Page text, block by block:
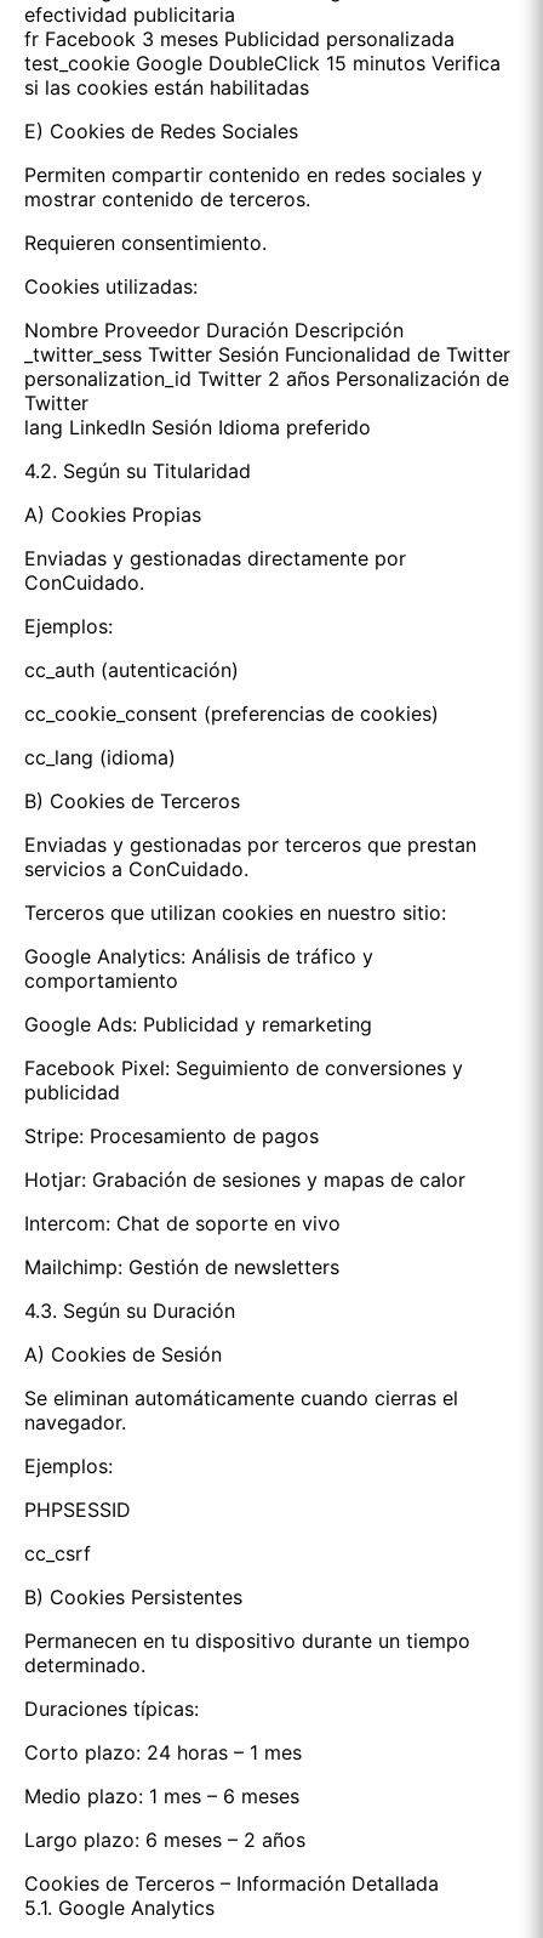
efectividad publicitaria
fr Facebook 3 meses Publicidad personalizada
test_cookie Google DoubleClick 15 minutos Verifica
si las cookies están habilitadas
E) Cookies de Redes Sociales
Permiten compartir contenido en redes sociales y
mostrar contenido de terceros.
Requieren consentimiento.
Cookies utilizadas:
Nombre Proveedor Duración Descripción
_twitter_sess Twitter Sesión Funcionalidad de Twitter
personalization_id Twitter 2 años Personalización de
Twitter
lang LinkedIn Sesión Idioma preferido
4.2. Según su Titularidad
A) Cookies Propias
Enviadas y gestionadas directamente por
ConCuidado.
Ejemplos:
cc_auth (autenticación)
cc_cookie_consent (preferencias de cookies)
cc_lang (idioma)
B) Cookies de Terceros
Enviadas y gestionadas por terceros que prestan
servicios a ConCuidado.
Terceros que utilizan cookies en nuestro sitio:
Google Analytics: Análisis de tráfico y
comportamiento
Google Ads: Publicidad y remarketing
Facebook Pixel: Seguimiento de conversiones y
publicidad
Stripe: Procesamiento de pagos
Hotjar: Grabación de sesiones y mapas de calor
Intercom: Chat de soporte en vivo
Mailchimp: Gestión de newsletters
4.3. Según su Duración
A) Cookies de Sesión
Se eliminan automáticamente cuando cierras el
navegador.
Ejemplos:
PHPSESSID
cc_csrf
B) Cookies Persistentes
Permanecen en tu dispositivo durante un tiempo
determinado.
Duraciones típicas:
Corto plazo: 24 horas – 1 mes
Medio plazo: 1 mes – 6 meses
Largo plazo: 6 meses – 2 años
Cookies de Terceros – Información Detallada
5.1. Google Analytics